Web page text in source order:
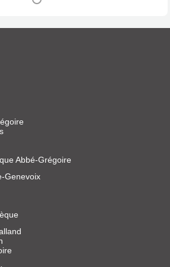
Abbé-Grégoire
Genevoix